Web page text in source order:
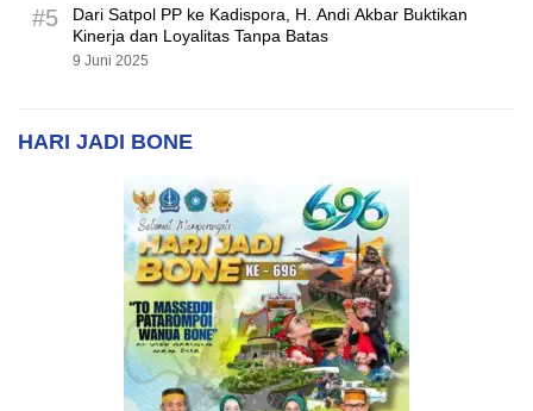
#5
Dari Satpol PP ke Kadispora, H. Andi Akbar Buktikan
Kinerja dan Loyalitas Tanpa Batas
9 Juni 2025
HARI JADI BONE